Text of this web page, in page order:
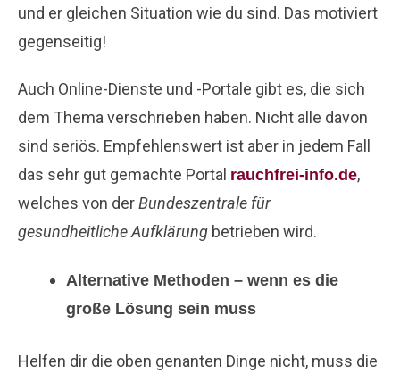
und er gleichen Situation wie du sind. Das motiviert
gegenseitig!
Auch Online-Dienste und -Portale gibt es, die sich
dem Thema verschrieben haben. Nicht alle davon
sind seriös. Empfehlenswert ist aber in jedem Fall
das sehr gut gemachte Portal rauchfrei-info.de,
welches von derBundeszentrale für
gesundheitliche Aufklärung betrieben wird.
Alternative Methoden – wenn es die
große Lösung sein muss
Helfen dir die oben genanten Dinge nicht, muss die